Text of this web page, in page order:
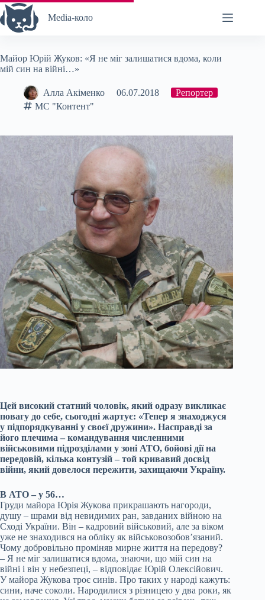
Перейти
до
вмісту
Media-коло
Майор Юрій Жуков: «Я не міг залишатися вдома, коли
мій син на війні…»
Алла Акіменко 06.07.2018
Репортер
МС "Контент"
Цей високий статний чоловік, який одразу викликає
повагу до себе, сьогодні жартує: «Тепер я знаходжуся
у підпорядкуванні у своєї дружини». Насправді за
його плечима – командування численними
військовими підрозділами у зоні АТО, бойові дії на
передовій, кілька контузій – той кривавий досвід
війни, який довелося пережити, захищаючи Україну.
В АТО – у 56…
Груди майора Юрія Жукова прикрашають нагороди,
душу – шрами від невидимих ран, завданих війною на
Сході України. Він – кадровий військовий, але за віком
уже не знаходився на обліку як військовозобов’язаний.
Чому добровільно проміняв мирне життя на передову?
– Я не міг залишатися вдома, знаючи, що мій син на
війні і він у небезпеці, – відповідає Юрій Олексійович.
У майора Жукова троє синів. Про таких у народі кажуть:
сини, наче соколи. Народилися з різницею у два роки, як